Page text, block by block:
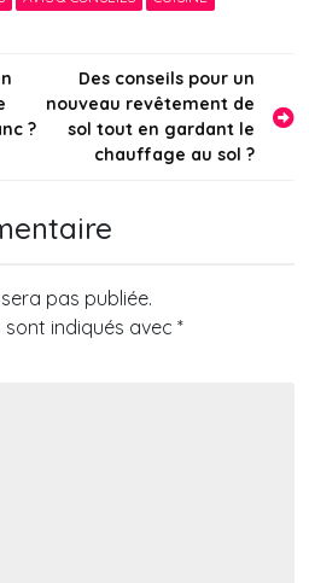
?
Des conseils pour un
nouveau revêtement de
sol tout en gardant le
chauffage au sol ?
pas publiée.
indiqués avec *